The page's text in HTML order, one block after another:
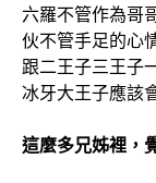
六羅不管作為哥
伙不管手足的心
跟二王子三王子
冰牙大王子應該
這麼多兄姊裡，